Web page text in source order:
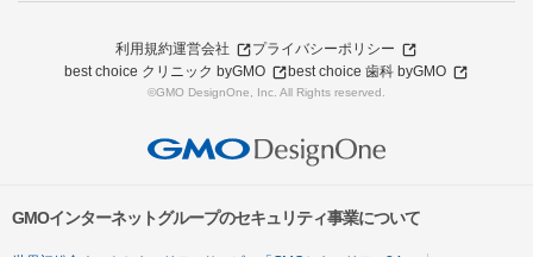
利用規約運営会社
プライバシーポリシー
best choice クリニック byGMO
best choice 歯科 byGMO
©GMO DesignOne, Inc. All Rights reserved.
GMOインターネットグループのセキュリティ事業について